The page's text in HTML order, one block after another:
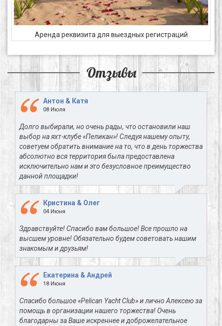
Аренда реквизита для выездных регистраций
Отзывы
Антон & Катя
08 Июля
Долго выбирали, но очень рады, что остановили наш
выбор на яхт-клубе «Пеликан»! Следуя нашему опыту,
советуем обратить внимание на то, что в день торжества
абсолютно вся территория была предоставлена
исключительно нам и это безусловное преимущество
данной площадки!
Кристина & Олег
04 Июня
Здравствуйте! Спасибо вам большое! Все прошло на
высшем уровне! Обязательно будем советовать нашим
знакомым и друзьям!
Екатерина & Андрей
18 Июня
Спасибо большое «Pelican Yacht Club» и лично Алексею за
помощь в организации нашего торжества! Очень
благодарны за Ваше искреннее и доброжелательное